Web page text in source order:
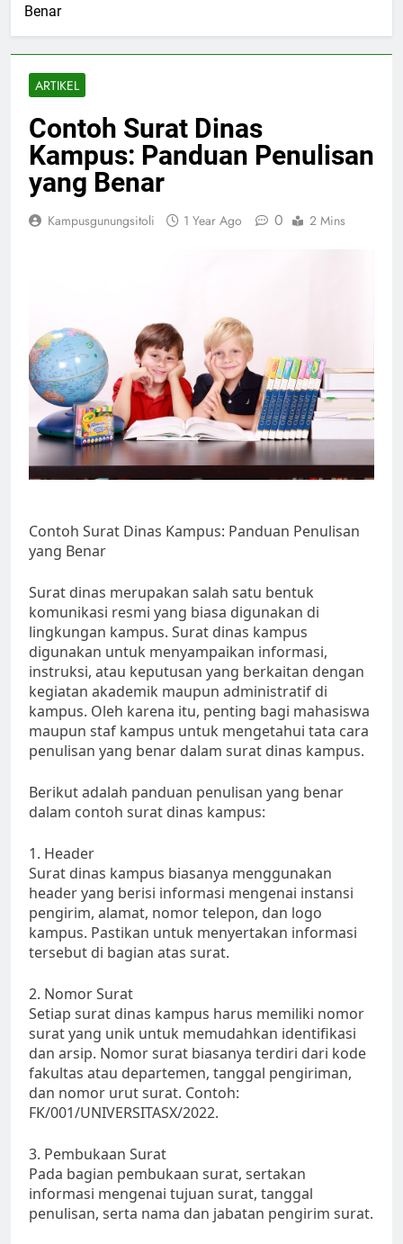
Benar
ARTIKEL
Contoh Surat Dinas
Kampus: Panduan Penulisan
yang Benar
Kampusgunungsitoli 1 Year Ago 0 2 Mins
Contoh Surat Dinas Kampus: Panduan Penulisan
yang Benar
Surat dinas merupakan salah satu bentuk
komunikasi resmi yang biasa digunakan di
lingkungan kampus. Surat dinas kampus
digunakan untuk menyampaikan informasi,
instruksi, atau keputusan yang berkaitan dengan
kegiatan akademik maupun administratif di
kampus. Oleh karena itu, penting bagi mahasiswa
maupun staf kampus untuk mengetahui tata cara
penulisan yang benar dalam surat dinas kampus.
Berikut adalah panduan penulisan yang benar
dalam contoh surat dinas kampus:
1. Header
Surat dinas kampus biasanya menggunakan
header yang berisi informasi mengenai instansi
pengirim, alamat, nomor telepon, dan logo
kampus. Pastikan untuk menyertakan informasi
tersebut di bagian atas surat.
2. Nomor Surat
Setiap surat dinas kampus harus memiliki nomor
surat yang unik untuk memudahkan identifikasi
dan arsip. Nomor surat biasanya terdiri dari kode
fakultas atau departemen, tanggal pengiriman,
dan nomor urut surat. Contoh:
FK/001/UNIVERSITASX/2022.
3. Pembukaan Surat
Pada bagian pembukaan surat, sertakan
informasi mengenai tujuan surat, tanggal
penulisan, serta nama dan jabatan pengirim surat.